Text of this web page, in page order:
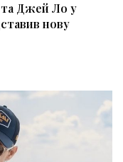
Джей Ло у
нову